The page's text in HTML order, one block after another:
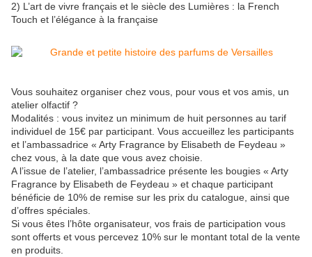
2) L’art de vivre français et le siècle des Lumières : la French
Touch et l’élégance à la française
Vous souhaitez organiser chez vous, pour vous et vos amis, un
atelier olfactif ?
Modalités : vous invitez un minimum de huit personnes au tarif
individuel de 15€ par participant. Vous accueillez les participants
et l’ambassadrice « Arty Fragrance by Elisabeth de Feydeau »
chez vous, à la date que vous avez choisie.
A l’issue de l’atelier, l’ambassadrice présente les bougies « Arty
Fragrance by Elisabeth de Feydeau » et chaque participant
bénéficie de 10% de remise sur les prix du catalogue, ainsi que
d’offres spéciales.
Si vous êtes l’hôte organisateur, vos frais de participation vous
sont offerts et vous percevez 10% sur le montant total de la vente
en produits.